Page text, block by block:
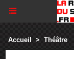
Accueil > Théâtre